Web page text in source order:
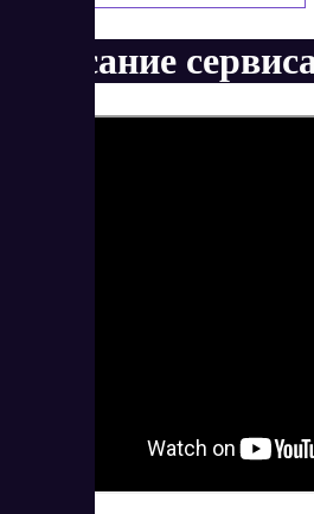
Описание